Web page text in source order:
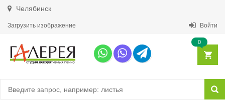
Челябинск
Загрузить изображение Войти
0